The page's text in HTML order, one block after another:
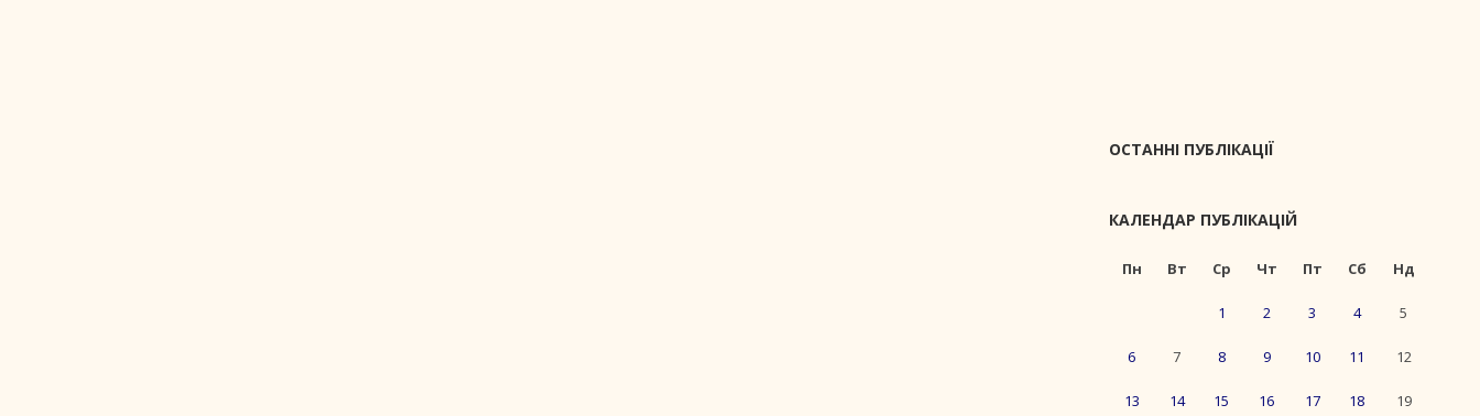
ОСТАННІ ПУБЛІКАЦІЇ
КАЛЕНДАР ПУБЛІКАЦІЙ
Пн Вт Ср Чт Пт Сб Нд
1 2 3 4 5
6 7 8 9 10 11 12
13 14 15 16 17 18 19